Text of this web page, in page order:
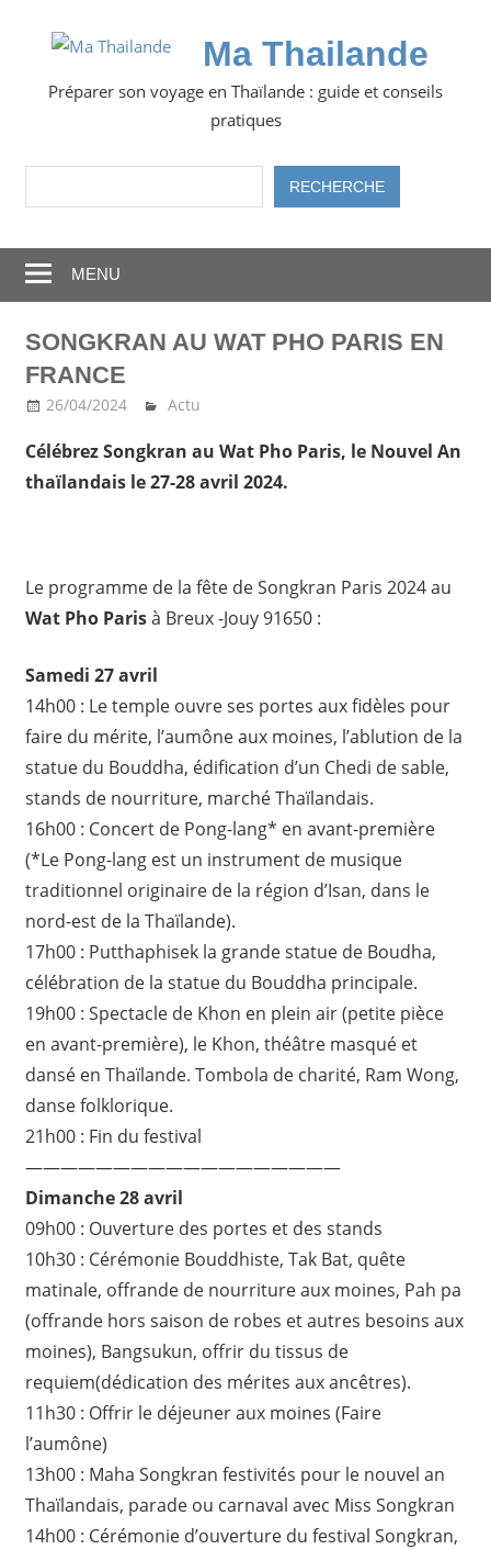
Ma Thailande
Préparer son voyage en Thaïlande : guide et conseils
pratiques
RechercherRECHERCHE
MENU
SONGKRAN AU WAT PHO PARIS EN
FRANCE
26/04/2024 Ma Thailande
Actu
Célébrez Songkran au Wat Pho Paris, le Nouvel An
thaïlandais le 27-28 avril 2024.
Le programme de la fête de Songkran Paris 2024 au
Wat Pho Parisà Breux -Jouy 91650 :
Samedi 27 avril
14h00 : Le temple ouvre ses portes aux fidèles pour
faire du mérite, l’aumône aux moines, l’ablution de la
statue du Bouddha, édification d’un Chedi de sable,
stands de nourriture, marché Thaïlandais.
16h00 : Concert de Pong-lang* en avant-première
(*Le Pong-lang est un instrument de musique
traditionnel originaire de la région d’Isan, dans le
nord-est de la Thaïlande).
17h00 : Putthaphisek la grande statue de Boudha,
célébration de la statue du Bouddha principale.
19h00 : Spectacle de Khon en plein air (petite pièce
en avant-première), le Khon, théâtre masqué et
dansé en Thaïlande. Tombola de charité, Ram Wong,
danse folklorique.
21h00 : Fin du festival
——————————————————
Dimanche 28 avril
09h00 : Ouverture des portes et des stands
10h30 : Cérémonie Bouddhiste, Tak Bat, quête
matinale, offrande de nourriture aux moines, Pah pa
(offrande hors saison de robes et autres besoins aux
moines), Bangsukun, offrir du tissus de
requiem(dédication des mérites aux ancêtres).
11h30 : Offrir le déjeuner aux moines (Faire
l’aumône)
13h00 : Maha Songkran festivités pour le nouvel an
Thaïlandais, parade ou carnaval avec Miss Songkran
14h00 : Cérémonie d’ouverture du festival Songkran,